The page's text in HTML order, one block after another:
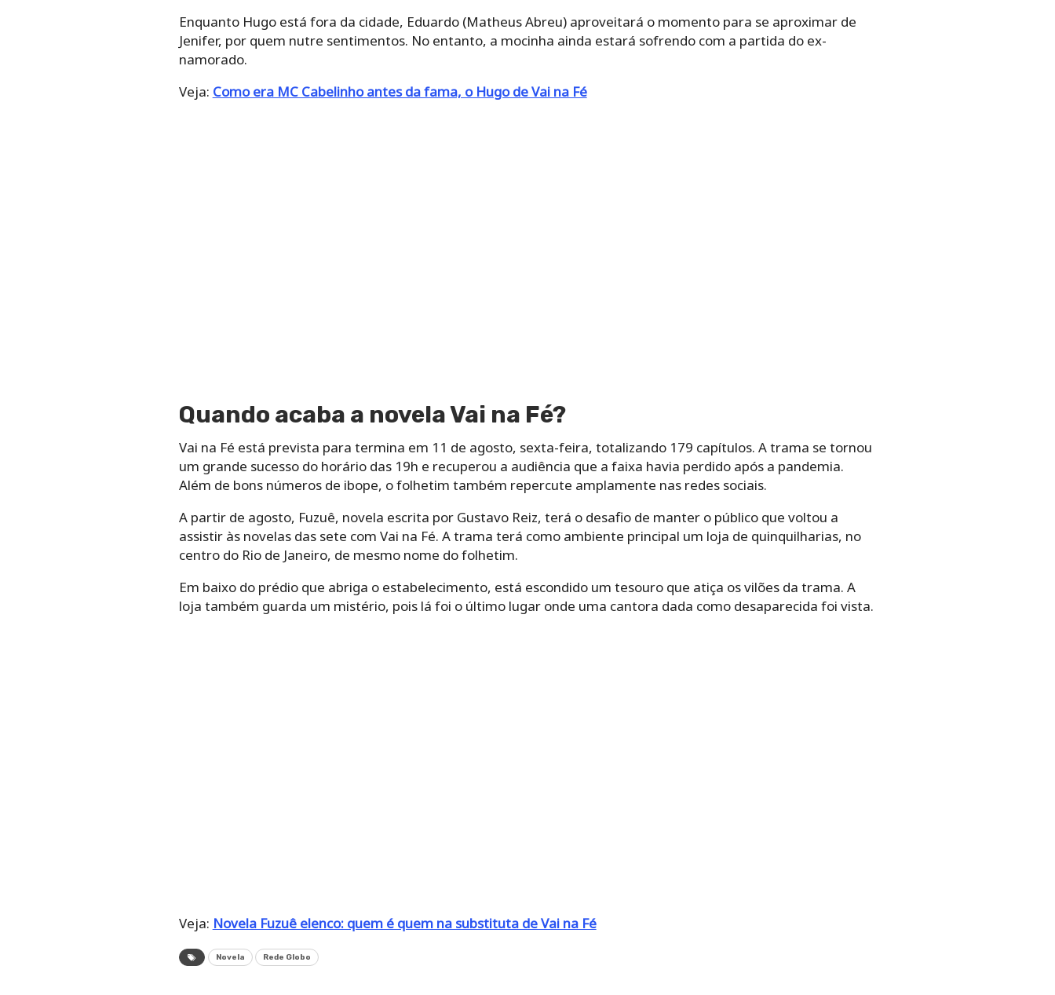
Enquanto Hugo está fora da cidade, Eduardo (Matheus Abreu) aproveitará o momento para se aproximar de
Jenifer, por quem nutre sentimentos. No entanto, a mocinha ainda estará sofrendo com a partida do ex-
namorado.
Veja: Como era MC Cabelinho antes da fama, o Hugo de Vai na Fé
Quando acaba a novela Vai na Fé?
Vai na Fé está prevista para termina em 11 de agosto, sexta-feira, totalizando 179 capítulos. A trama se tornou
um grande sucesso do horário das 19h e recuperou a audiência que a faixa havia perdido após a pandemia.
Além de bons números de ibope, o folhetim também repercute amplamente nas redes sociais.
A partir de agosto, Fuzuê, novela escrita por Gustavo Reiz, terá o desafio de manter o público que voltou a
assistir às novelas das sete com Vai na Fé. A trama terá como ambiente principal um loja de quinquilharias, no
centro do Rio de Janeiro, de mesmo nome do folhetim.
Em baixo do prédio que abriga o estabelecimento, está escondido um tesouro que atiça os vilões da trama. A
loja também guarda um mistério, pois lá foi o último lugar onde uma cantora dada como desaparecida foi vista.
Veja: Novela Fuzuê elenco: quem é quem na substituta de Vai na Fé
Novela Rede Globo